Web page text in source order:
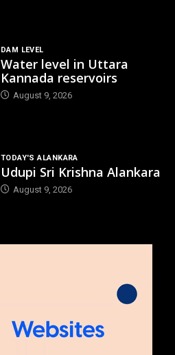
DAM LEVEL
Water level in Uttara
Kannada reservoirs
August 9, 2026
TODAY'S ALANKARA
Udupi Sri Krishna Alankara
August 9, 2026